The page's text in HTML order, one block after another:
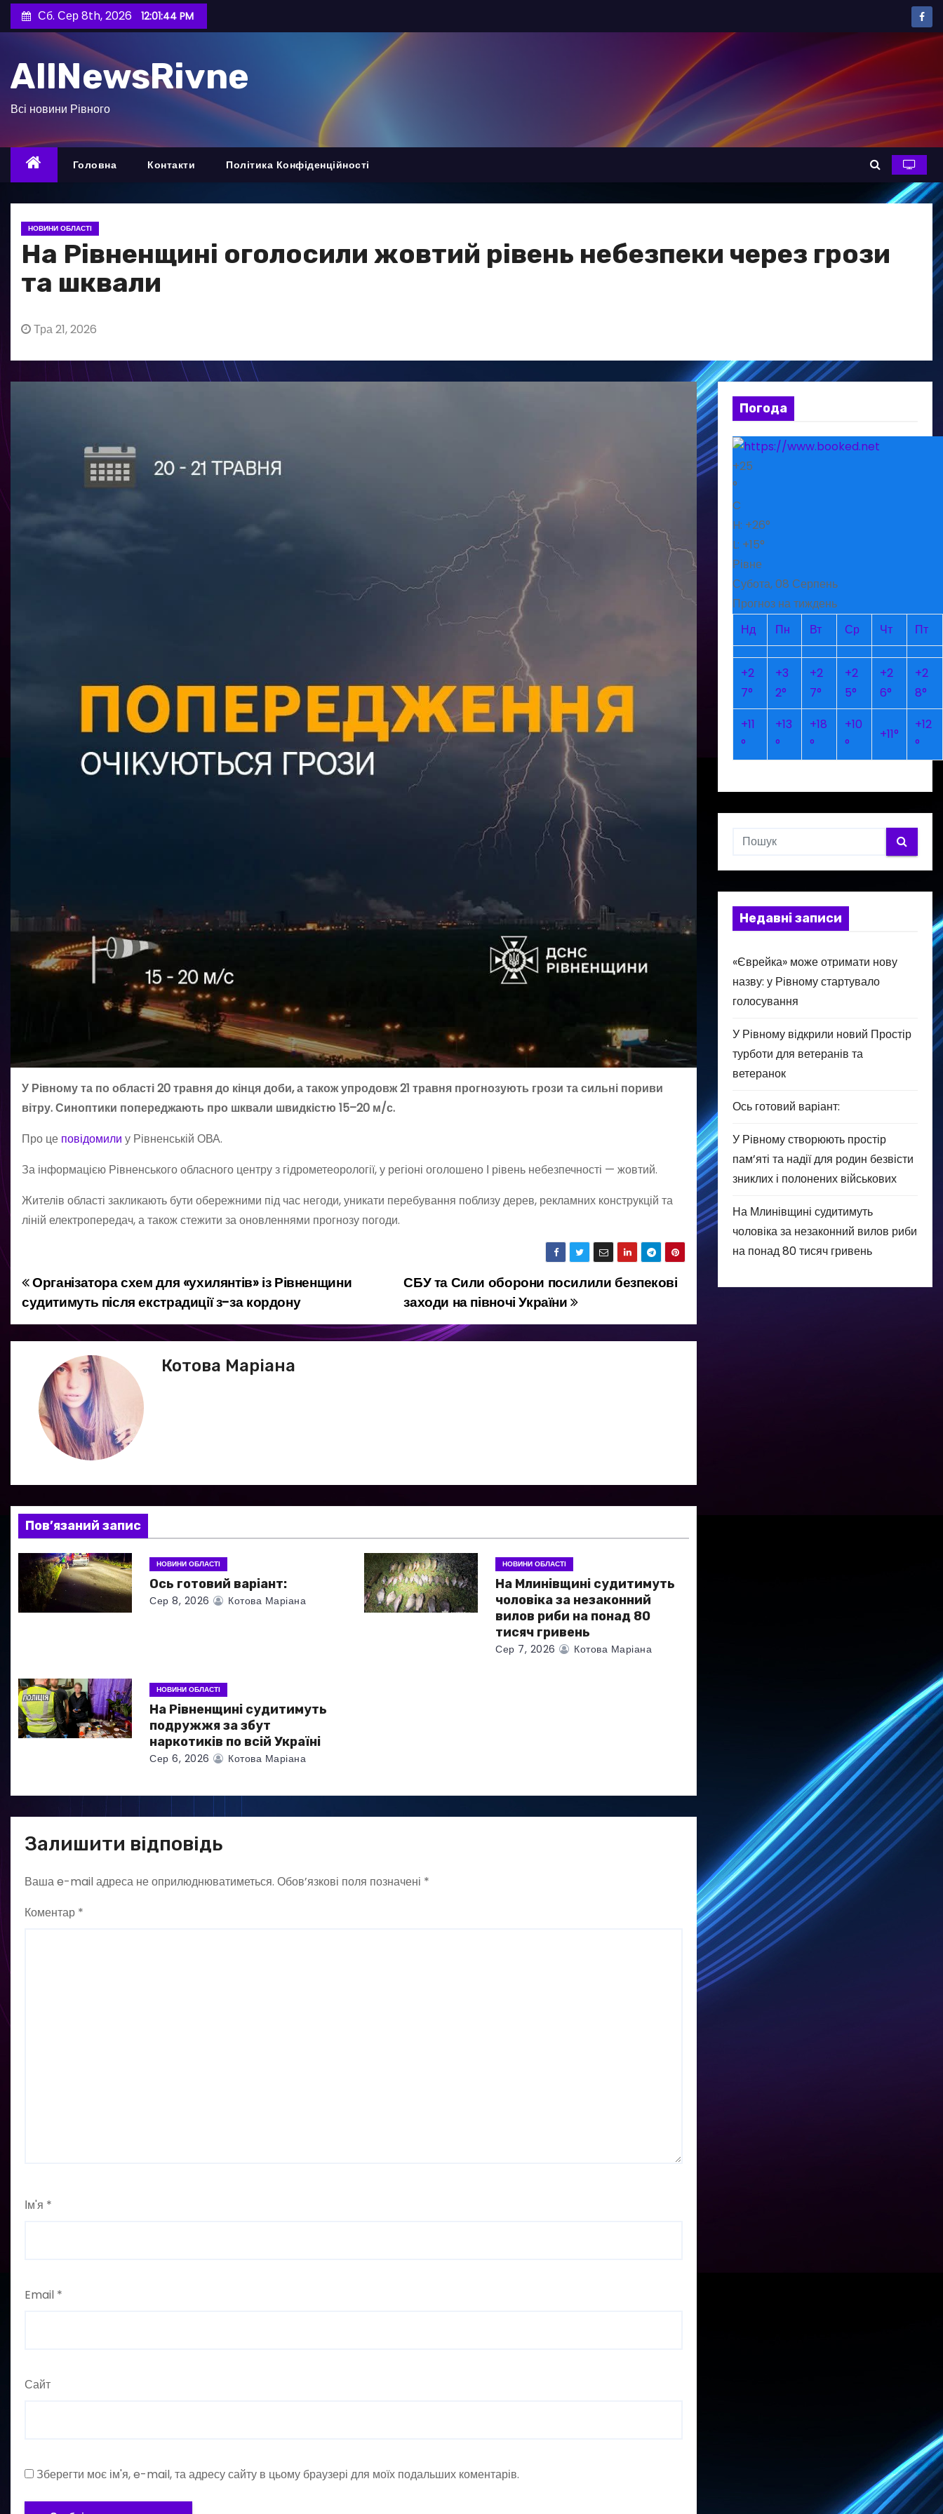
е
д
Сб. Сер 8th, 2026 12:01:45 PM
AllNewsRivne
Всі новини Рівного
Головна Контакти Політика Конфіденційності
НОВИНИ ОБЛАСТІ
На Рівненщині оголосили жовтий рівень небезпеки через грози
та шквали
Тра 21, 2026
У Рівному та по області 20 травня до кінця доби, а також упродовж 21 травня прогнозують грози та сильні пориви
вітру. Синоптики попереджають про шквали швидкістю 15–20 м/с.
Про це повідомили у Рівненській ОВА.
За інформацією Рівненського обласного центру з гідрометеорології, у регіоні оголошено І рівень небезпечності — жовтий.
Жителів області закликають бути обережними під час негоди, уникати перебування поблизу дерев, рекламних конструкцій та
ліній електропередач, а також стежити за оновленнями прогнозу погоди.
Н
а
в
і
я
з
а
п
і
в
СБУ та Сили оборони посилили безпекові
заходи на півночі України
Організатора схем для «ухилянтів» із Рівненщини
судитимуть після екстрадиції з-за кордону
Котова Маріана
Пов’язаний запис
НОВИНИ ОБЛАСТІ
Ось готовий варіант:
Сер 8, 2026 Котова Маріана
НОВИНИ ОБЛАСТІ
На Млинівщині судитимуть
чоловіка за незаконний
вилов риби на понад 80
тисяч гривень
Сер 7, 2026 Котова Маріана
НОВИНИ ОБЛАСТІ
На Рівненщині судитимуть
подружжя за збут
наркотиків по всій Україні
Сер 6, 2026 Котова Маріана
Залишити відповідь
Ваша e-mail адреса не оприлюднюватиметься. Обов’язкові поля позначені *
Коментар *
Ім'я *
Email *
Сайт
Зберегти моє ім'я, e-mail, та адресу сайту в цьому браузері для моїх подальших коментарів.
Погода
+25
°
C
H: +26°
L: +15°
Рівне
Субота, 08 Серпень
Прогноз на тиждень
Нд
Пн Вт Ср Чт Пт
+2
7°
+3
2°
+2
7°
+2
5°
+2
6°
+2
8°
+11
°
+13
°
+18
°
+10
°
+11°
+12
°
Недавні записи
«Єврейка» може отримати нову
назву: у Рівному стартувало
голосування
У Рівному відкрили новий Простір
турботи для ветеранів та
ветеранок
Ось готовий варіант:
У Рівному створюють простір
пам’яті та надії для родин безвісти
зниклих і полонених військових
На Млинівщині судитимуть
чоловіка за незаконний вилов риби
на понад 80 тисяч гривень